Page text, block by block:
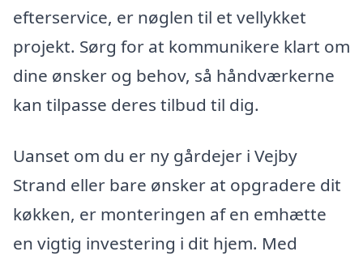
efterservice, er nøglen til et vellykket
projekt. Sørg for at kommunikere klart om
dine ønsker og behov, så håndværkerne
kan tilpasse deres tilbud til dig.
Uanset om du er ny gårdejer i Vejby
Strand eller bare ønsker at opgradere dit
køkken, er monteringen af en emhætte
en vigtig investering i dit hjem. Med